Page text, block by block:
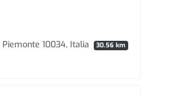
Piemonte 10034, Italia
30.56 km